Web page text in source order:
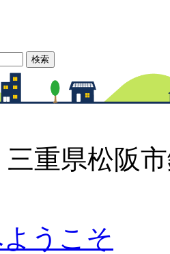
三重県松阪
うこそ